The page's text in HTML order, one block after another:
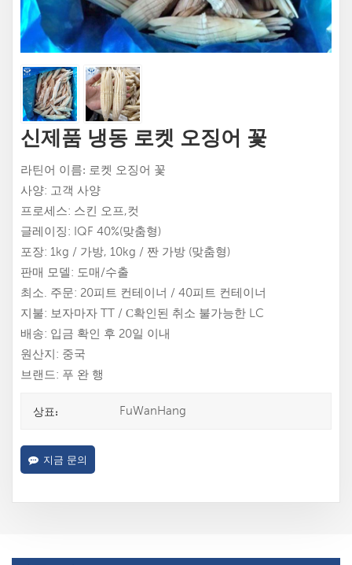
신제품 냉동 로켓 오징어 꽃
라틴어 이름: 로켓 오징어 꽃
사양: 고객 사양
프로세스: 스킨 오프,컷
글레이징: IQF 40%(맞춤형)
포장: 1kg / 가방, 10kg / 짠 가방 (맞춤형)
판매 모델: 도매/수출
최소. 주문: 20피트 컨테이너 / 40피트 컨테이너
지불: 보자마자 TT / С확인된 취소 불가능한 LC
배송: 입금 확인 후 20일 이내
원산지: 중국
브랜드: 푸 완 행
상표: FuWanHang
지금 문의